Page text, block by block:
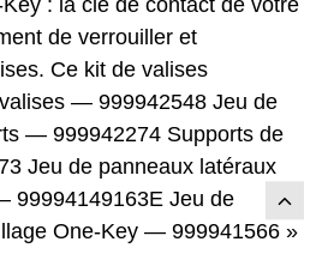
de verrouiller et
Ce kit de valises
— 999942548 Jeu de
— 999942274 Supports de
Jeu de panneaux latéraux
99994149163E Jeu de
One-Key — 999941566 »